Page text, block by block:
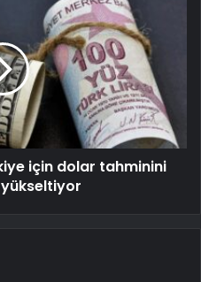
için dolar tahminini